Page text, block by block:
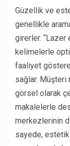
Güzellik ve
genellikle
girerler. “Lazer
kelimelerle
faaliyet
sağlar. Müşteri
görsel olarak
makalelerle
merkezlerinin
sayede, estetik